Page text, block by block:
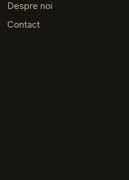
Despre noi
Contact